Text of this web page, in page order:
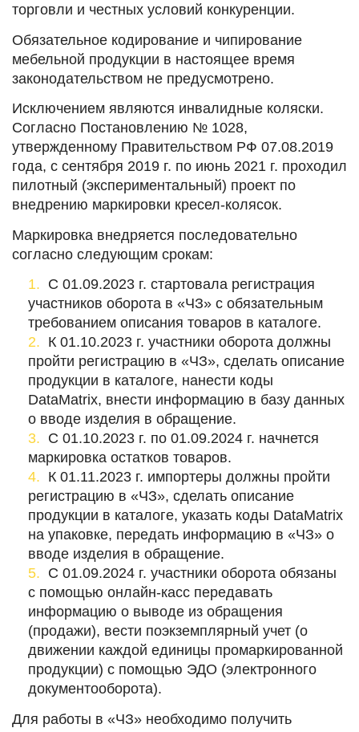
торговли и честных условий конкуренции.
Обязательное кодирование и чипирование
мебельной продукции в настоящее время
законодательством не предусмотрено.
Исключением являются инвалидные коляски.
Согласно Постановлению № 1028,
утвержденному Правительством РФ 07.08.2019
года, с сентября 2019 г. по июнь 2021 г. проходил
пилотный (экспериментальный) проект по
внедрению маркировки кресел-колясок.
Маркировка внедряется последовательно
согласно следующим срокам:
С 01.09.2023 г. стартовала регистрация
участников оборота в «ЧЗ» с обязательным
требованием описания товаров в каталоге.
К 01.10.2023 г. участники оборота должны
пройти регистрацию в «ЧЗ», сделать описание
продукции в каталоге, нанести коды
DataMatrix, внести информацию в базу данных
о вводе изделия в обращение.
С 01.10.2023 г. по 01.09.2024 г. начнется
маркировка остатков товаров.
К 01.11.2023 г. импортеры должны пройти
регистрацию в «ЧЗ», сделать описание
продукции в каталоге, указать коды DataMatrix
на упаковке, передать информацию в «ЧЗ» о
вводе изделия в обращение.
С 01.09.2024 г. участники оборота обязаны
с помощью онлайн-касс передавать
информацию о выводе из обращения
(продажи), вести поэкземплярный учет (о
движении каждой единицы промаркированной
продукции) с помощью ЭДО (электронного
документооборота).
Для работы в «ЧЗ» необходимо получить